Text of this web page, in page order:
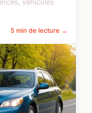
5 min de lecture →